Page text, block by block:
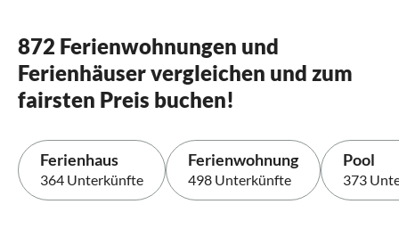
872 Ferienwohnungen und
Ferienhäuser vergleichen und zum
fairsten Preis buchen!
Ferienhaus
364 Unterkünfte
Ferienwohnung
498 Unterkünfte
Pool
373